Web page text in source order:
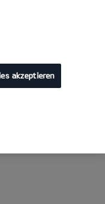
akzeptieren